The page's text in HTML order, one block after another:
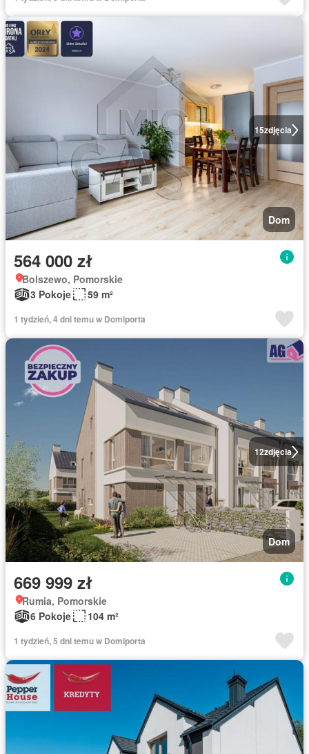
15zdjęcia
Dom
564 000 zł
Bolszewo, Pomorskie
3 Pokoje
59 m²
1 tydzień, 4 dni temu w Domiporta
12zdjęcia
Dom
669 999 zł
Rumia, Pomorskie
6 Pokoje
104 m²
1 tydzień, 5 dni temu w Domiporta